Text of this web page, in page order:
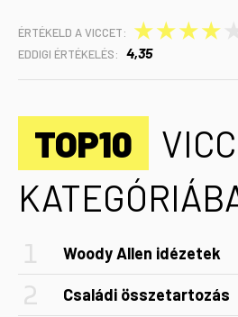
ÉRTÉKELD A VICCET: ★
★
★
★
EDDIGI ÉRTÉKELÉS: 4,35
TOP10
Woody Allen idézetek
Családi összetartozás